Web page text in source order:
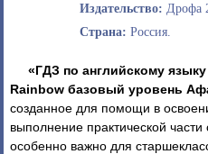
Издательство: Дрофа
Страна: Россия.
«ГДЗ по английскому языку
Rainbow базовый уровень
созданное для помощи в
выполнение практической
особенно важно для